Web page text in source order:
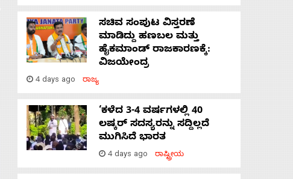
ಸಚಿವ ಸಂಪುಟ ವಿಸ್ತರಣೆ
ಮಾಡಿದ್ದು ಹಣಬಲ ಮತ್ತು
ಹೈಕಮಾಂಡ್ ರಾಜಕಾರಣಕ್ಕೆ:
ವಿಜಯೇಂದ್ರ
4 days ago ರಾಜ್ಯ
‘ಕಳೆದ 3-4 ವರ್ಷಗಳಲ್ಲಿ 40
ಲಷ್ಕರ್ ಸದಸ್ಯರನ್ನು ಸದ್ದಿಲ್ಲದೆ
ಮುಗಿಸಿದೆ ಭಾರತ
4 days ago ರಾಷ್ಟ್ರೀಯ